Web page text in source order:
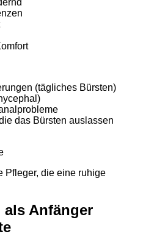
(tägliches Bürsten)
das Bürsten auslassen
Pfleger, die eine ruhige
als Anfänger